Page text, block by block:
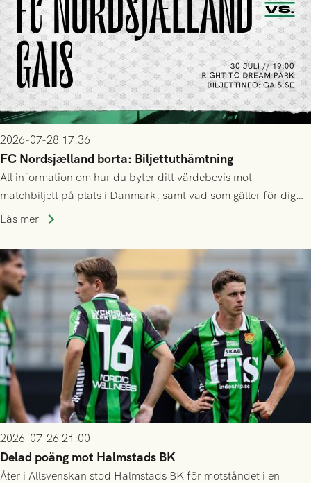
2026-07-28 17:36
FC Nordsjælland borta: Biljettuthämtning
All information om hur du byter ditt värdebevis mot
matchbiljett på plats i Danmark, samt vad som gäller för dig
som står på reservlista eller fått förhinder.
Läs mer
2026-07-26 21:00
Delad poäng mot Halmstads BK
Åter i Allsvenskan stod Halmstads BK för motståndet i en